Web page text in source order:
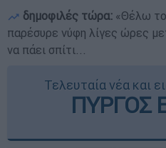
δημοφιλές τώρα: «Θέλω
παρέσυρε νύφη λίγες ώρες
να πάει σπίτι...
Τελευταία νέα και
ΠΥΡΓΟΣ